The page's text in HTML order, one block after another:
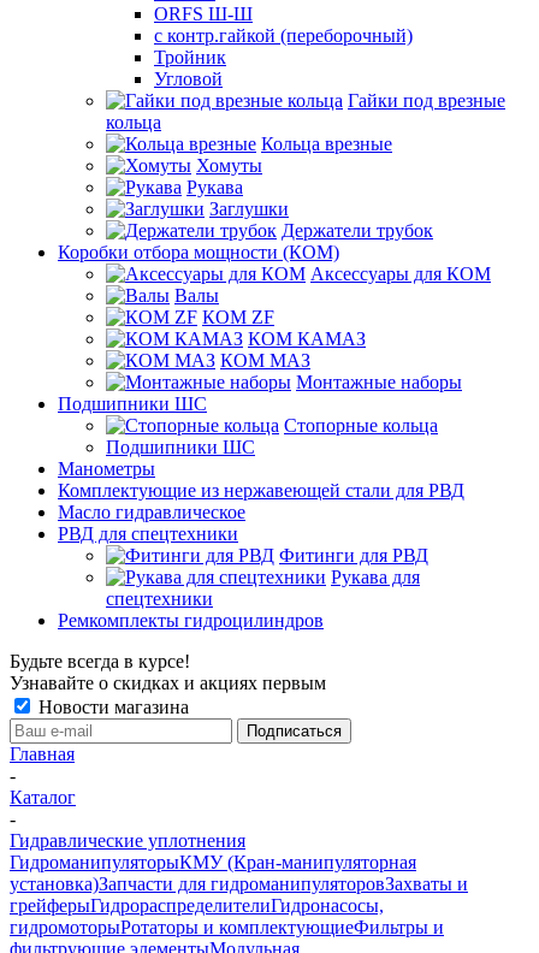
ORFS Ш-Ш
с контр.гайкой (переборочный)
Тройник
Угловой
Гайки под врезные
кольца
Кольца врезные
Хомуты
Рукава
Заглушки
Держатели трубок
Коробки отбора мощности (КОМ)
Аксессуары для КОМ
Валы
КОМ ZF
КОМ КАМАЗ
КОМ МАЗ
Монтажные наборы
Подшипники ШС
Стопорные кольца
Подшипники ШС
Манометры
Комплектующие из нержавеющей стали для РВД
Масло гидравлическое
РВД для спецтехники
Фитинги для РВД
Рукава для
спецтехники
Ремкомплекты гидроцилиндров
Будьте всегда в курсе!
Узнавайте о скидках и акциях первым
Новости магазина
Главная
-
Каталог
-
Гидравлические уплотнения
ГидроманипуляторыКМУ (Кран-манипуляторная
установка)Запчасти для гидроманипуляторовЗахваты и
грейферыГидрораспределителиГидронасосы,
гидромоторыРотаторы и комплектующиеФильтры и
фильтрующие элементыМодульная